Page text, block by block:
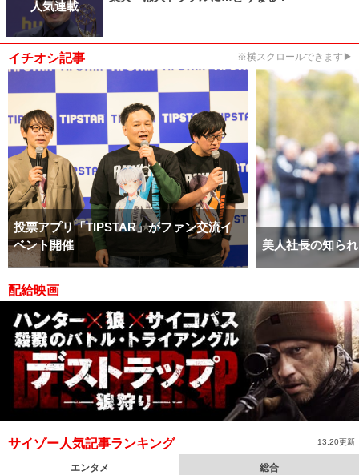
人気連載
イチオシ記事 ※横スクロールできます▶
投票アプリ「TIPSTAR」がファン交流イ
ベント開催
美人社長の知ら
配給映画
サイゾー人気記事ランキング 13:20更新
エンタメ 総合